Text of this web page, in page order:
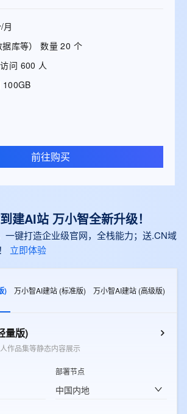
月
库等） 数量 20 个
问 600 人
100GB
前往购买
建AI站 万小智全新升级！
一键打造企业级官网，全栈能力；送.CN域
立即体验
) 万小智AI建站 (标准版) 万小智AI建站 (高级版)
量版)
作品集等静态内容展示
部署节点
中国内地